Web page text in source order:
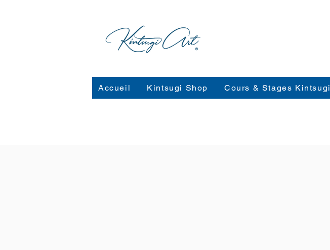
Accueil Kintsugi Shop Cours & Stages Kintsugi